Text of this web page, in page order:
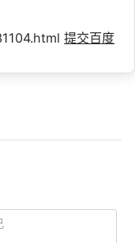
提交百度